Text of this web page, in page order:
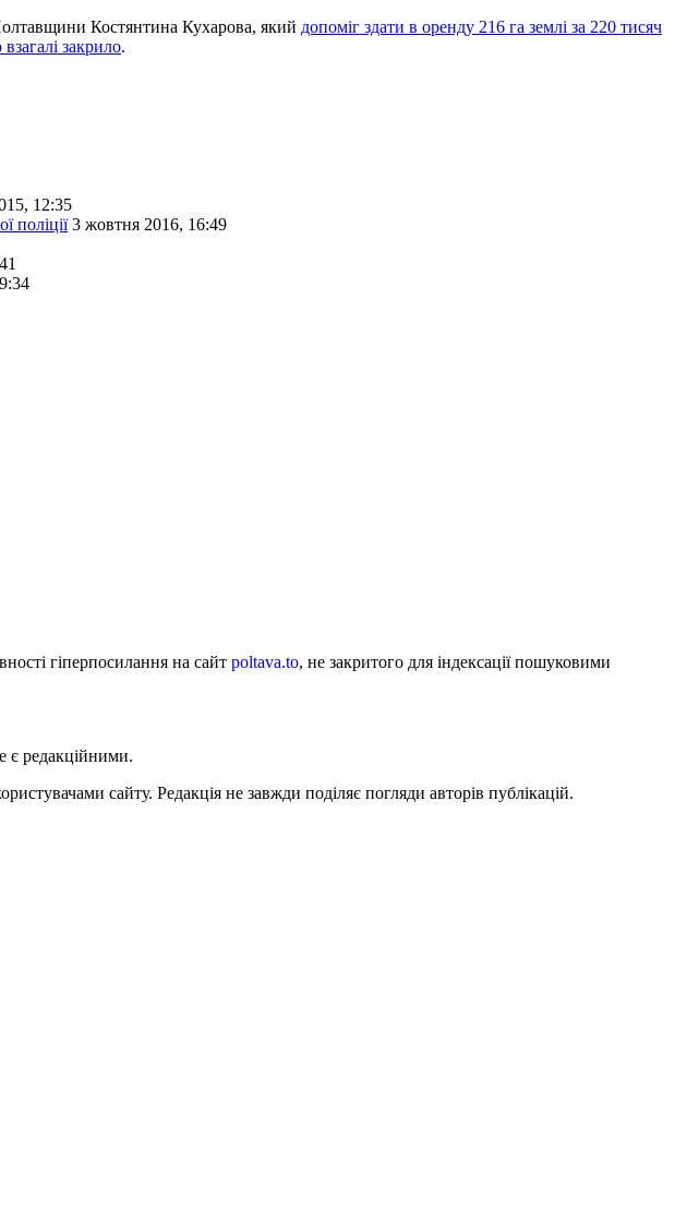
Костянтина Кухарова, який допоміг здати в оренду 216 га землі за 220 тисяч
взагалі закрило.
12:35
поліції 3 жовтня 2016, 16:49
гіперпосилання на сайт poltava.to, не закритого для індексації пошуковими
є редакційними.
сайту. Редакція не завжди поділяє погляди авторів публікацій.